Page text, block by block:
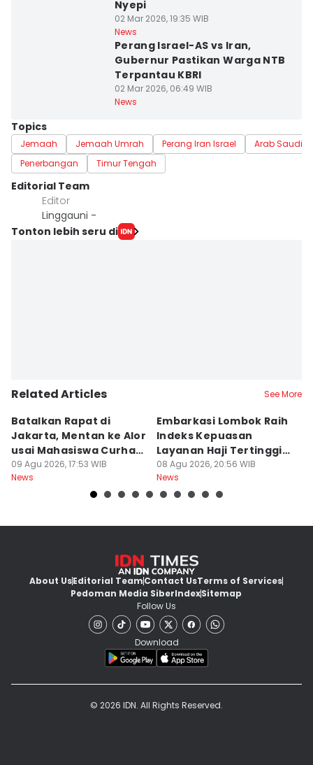
Nyepi
02 Mar 2026, 19:35 WIB
News
Perang Israel-AS vs Iran,
Gubernur Pastikan Warga NTB
Terpantau KBRI
02 Mar 2026, 06:49 WIB
News
Topics
Jemaah Jemaah Umrah Perang Iran Israel
Arab Saudi
Penerbangan
Timur Tengah
Editorial Team
Editor
Linggauni -
Tonton lebih seru di
Related Articles See More
Batalkan Rapat di
Jakarta, Mentan ke Alor
usai Mahasiswa Curhat
Beras Mahal
09 Agu 2026, 17:53 WIB
News
Embarkasi Lombok Raih
Indeks Kepuasan
Layanan Haji Tertinggi
Nasional
08 Agu 2026, 20:56 WIB
News
About UsEditorial TeamContact UsTerms of Services
Pedoman Media SiberIndexSitemap
Follow Us
Download
© 2026 IDN. All Rights Reserved.